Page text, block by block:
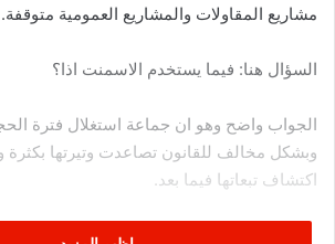
مشاريع المقاولات والمشاريع العمومية متوقفة.
السؤال هنا: فيما يستخدم الاسمنت اذا؟
الجواب واضح وهو ان جماعة استغلال فترة
وبشكل مخالف للقانون تصاعدت وتيرتها
اكتشاف تبعاتها فيما بعد.